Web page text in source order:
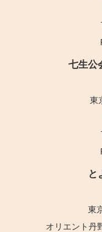
七生公
東
と
東
オリエント丹